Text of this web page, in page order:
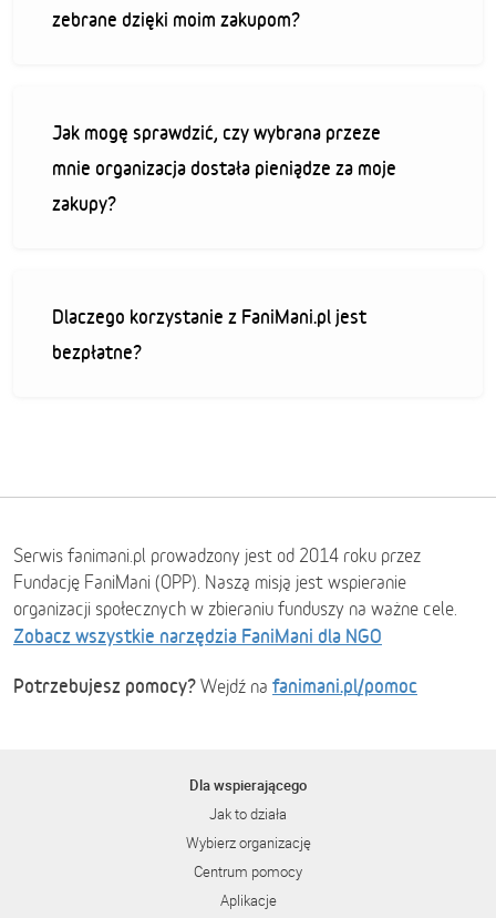
zebrane dzięki moim zakupom?
Jak mogę sprawdzić, czy wybrana przeze
mnie organizacja dostała pieniądze za moje
zakupy?
Dlaczego korzystanie z FaniMani.pl jest
bezpłatne?
Serwis fanimani.pl prowadzony jest od 2014 roku przez
Fundację FaniMani (OPP). Naszą misją jest wspieranie
organizacji społecznych w zbieraniu funduszy na ważne cele.
Zobacz wszystkie narzędzia FaniMani dla NGO
Potrzebujesz pomocy? Wejdź na fanimani.pl/pomoc
Dla wspierającego
Jak to działa
Wybierz organizację
Centrum pomocy
Aplikacje